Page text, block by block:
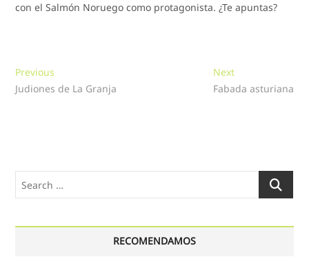
con el Salmón Noruego como protagonista. ¿Te apuntas?
Navegación
de
Previous
post:
Judiones de La Granja
NextNext
post:
Fabada asturiana
Search
…
RECOMENDAMOS